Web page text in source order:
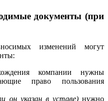
документы (при
изменений могут
компании нужны
право пользования
он указан в уставе)нужно